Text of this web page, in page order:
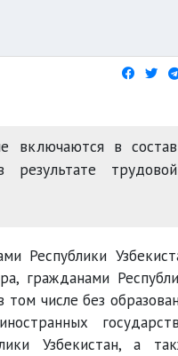
включаются в состав
трудовой
Республики
гражданами
числе без
Узбекистан, а